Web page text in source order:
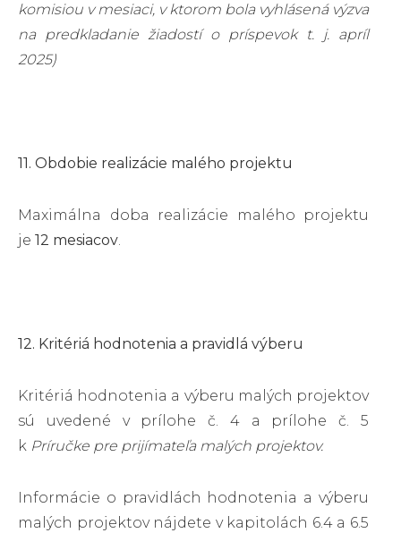
komisiou v mesiaci, v ktorom bola vyhlásená výzva
na predkladanie žiadostí o príspevok t. j. apríl
2025)
11. Obdobie realizácie malého projektu
Maximálna doba realizácie malého projektu
je 12 mesiacov.
12. Kritériá hodnotenia a pravidlá výberu
Kritériá hodnotenia a výberu malých projektov
sú uvedené v prílohe č. 4 a prílohe č. 5
k Príručke pre prijímateľa malých projektov.
Informácie o pravidlách hodnotenia a výberu
malých projektov nájdete v kapitolách 6.4 a 6.5